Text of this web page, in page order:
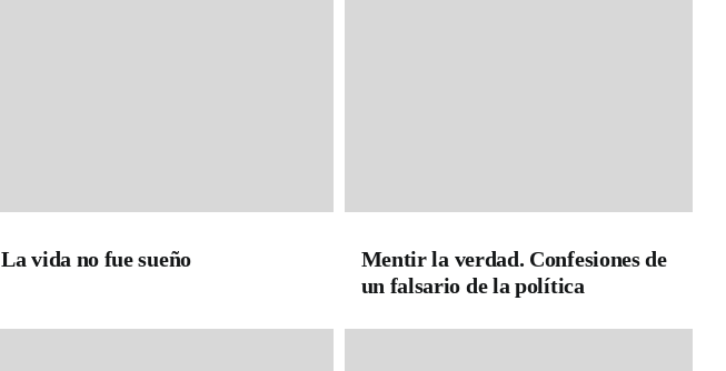
La vida no fue sueño
Mentir la verdad. Confesiones de
un falsario de la política